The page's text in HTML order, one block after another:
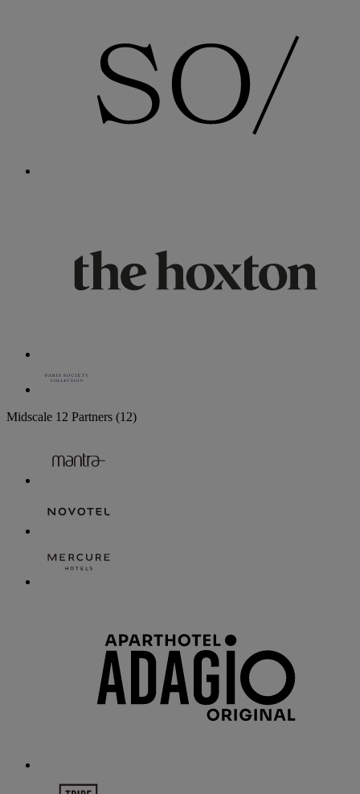
Midscale 12 Partners (12)